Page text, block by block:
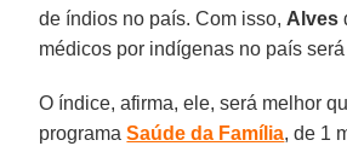
de índios no país. Com isso, Alves
médicos por indígenas no país
O índice, afirma, ele, será melhor
programaSaúde da Família, de 1